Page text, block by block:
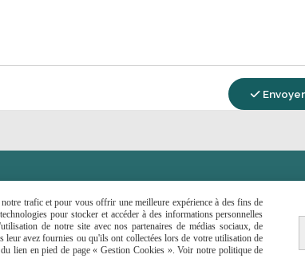
Envoyer
est désactivé. Autoriser Pinterest est désactivé. Autoriser
Politique de confidentialité Gestion
trafic et pour vous offrir une meilleure expérience à des fins de
pour stocker et accéder à des informations personnelles
de notre site avec nos partenaires de médias sociaux, de
avez fournies ou qu'ils ont collectées lors de votre utilisation de
lien en pied de page « Gestion Cookies ». Voir notre politique de